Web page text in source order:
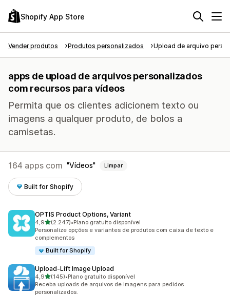
Shopify App Store
Vender produtos Produtos personalizados Upload de arquivo
apps de upload de arquivos personalizados
com recursos para vídeos
Permita que os clientes adicionem texto ou
imagens a qualquer produto, de bolos a
camisetas.
164 apps com Vídeos Limpar
Built for Shopify
OPTIS Product Options, Variant
4,9de 5 estrelas
(2.247)
2247 avaliações ao todo
•Plano gratuito disponível
Personalize opções e variantes de produtos com caixa de texto e
complementos
Built for Shopify
Upload‑Lift Image Upload
4,9de 5 estrelas
(145)
145 avaliações ao todo
•Plano gratuito disponível
Receba uploads de arquivos de imagens para pedidos
personalizados.